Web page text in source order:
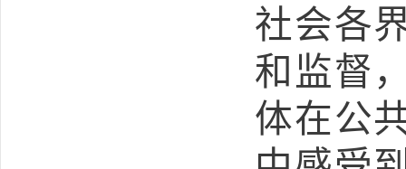
社会各
和监督
体在公